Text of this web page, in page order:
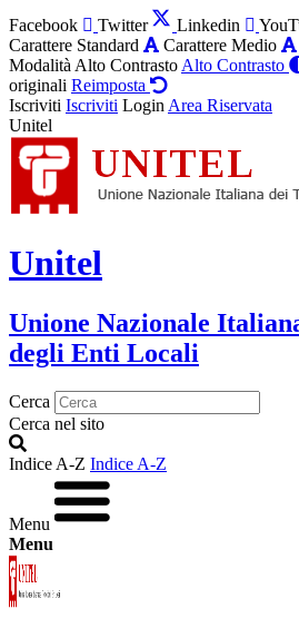
Facebook Twitter Linkedin
Carattere Standard
Carattere Medio
Modalità Alto Contrasto Alto Contrasto
originali Reimposta
Iscriviti Iscriviti Login Area Riservata
Unitel
Unitel
Unione Nazionale
degli Enti Locali
Cerca
Cerca nel sito
Indice A-Z Indice A-Z
Menu
Menu